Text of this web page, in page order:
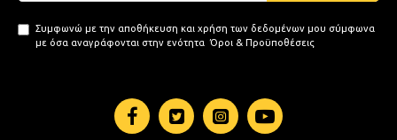
Συμφωνώ με την αποθήκευση και χρήση των δεδομένων μου σύμφωνα
με όσα αναγράφονται στην ενότητα Όροι & Προϋποθέσεις